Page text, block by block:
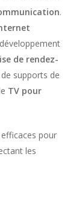
.
de rendez-
supports de
TV pour
pour
les